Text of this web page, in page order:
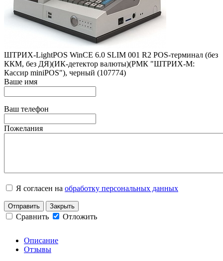
ШТРИХ-LightPOS WinCE 6.0 SLIM 001 R2 POS-терминал (без
ККМ, без ДЯ)(ИК-детектор валюты)(РМК "ШТРИХ-М:
Кассир miniPOS"), черный (107774)
Ваше имя
Ваш телефон
Пожелания
Я согласен на обработку персональных данных
Отправить Закрыть
Сравнить Отложить
Описание
Отзывы